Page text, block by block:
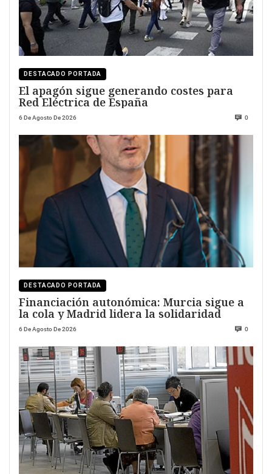
DESTACADO PORTADA
El apagón sigue generando costes para
Red Eléctrica de España
6 De Agosto De 2026 0
DESTACADO PORTADA
Financiación autonómica: Murcia sigue a
la cola y Madrid lidera la solidaridad
6 De Agosto De 2026 0